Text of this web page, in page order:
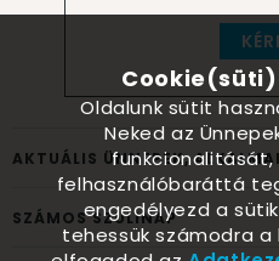
AKTUÁLIS ÜNNEPEK,
SZÁMOS SZÜLINAP
Oldalunk sütit
Neked az
felhasználóbaráttá
engedélyezd a
tehessük számodra